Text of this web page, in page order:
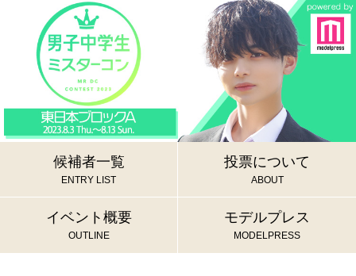
候補者一覧
ENTRY LIST
投票について
ABOUT
イベント概要
OUTLINE
モデルプレス
MODELPRESS